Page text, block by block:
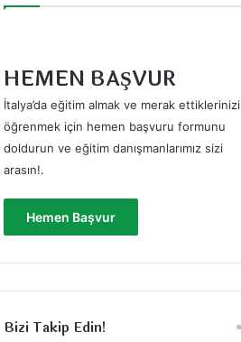
HEMEN BAŞVUR
İtalya’da eğitim almak ve merak ettiklerinizi
öğrenmek için hemen başvuru formunu
doldurun ve eğitim danışmanlarımız sizi
arasın!.
Hemen Başvur
Bizi Takip Edin!